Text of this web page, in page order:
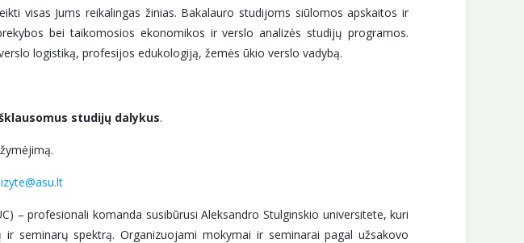
visas Jums reikalingas žinias. Bakalauro studijoms siūlomos apskaitos ir
bei taikomosios ekonomikos ir verslo analizės studijų programos.
logistiką, profesijos edukologiją, žemės ūkio verslo vadybą.
studijų dalykus.
– profesionali komanda susibūrusi Aleksandro Stulginskio universitete, kuri
seminarų spektrą. Organizuojami mokymai ir seminarai pagal užsakovo